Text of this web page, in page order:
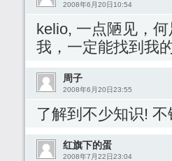
2008年6月20日10:54
kelio, 一点陋见，
我，一定能找到我
周子
2008年6月20日23:55
了解到不少知识! 不
红旗下的蛋
2008年7月22日23:04